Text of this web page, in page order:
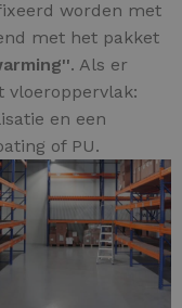
worden met
met het pakket
. Als er
vloeroppervlak:
en een
of PU.